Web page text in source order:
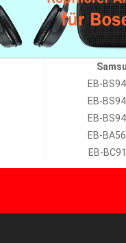
EB-
EB-
EB-
EB-
EB-